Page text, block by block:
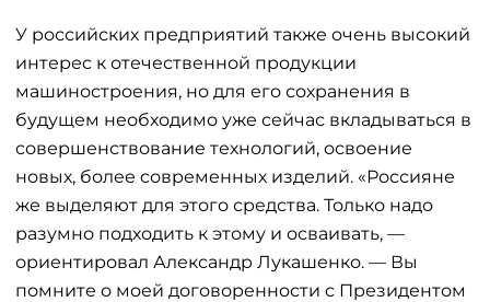
У российских предприятий также очень высокий
интерес к отечественной продукции
машиностроения, но для его сохранения в
будущем необходимо уже сейчас вкладываться в
совершенствование технологий, освоение
новых, более современных изделий. «Россияне
же выделяют для этого средства. Только надо
разумно подходить к этому и осваивать, —
ориентировал Александр Лукашенко. — Вы
помните о моей договоренности с Президентом